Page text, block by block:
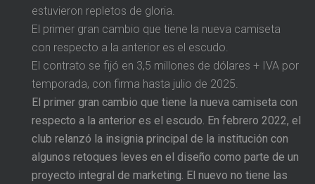
estuvieron repletos de gloria.
El primer gran cambio que tiene la nueva camiseta
con respecto a la anterior es el escudo.
El contrato se fijó en 3,5 millones de dólares + IVA por
temporada, con firma hasta julio de 2025.
El primer gran cambio que tiene la nueva camiseta con
respecto a la anterior es el escudo. En febrero 2022, el
club relanzó la insignia principal de la institución con
algunos retoques leves en el diseño como parte de un
proyecto integral de marketing. El nuevo no tiene las